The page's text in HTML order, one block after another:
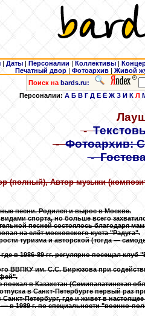
| Даты | Персоналии | Коллективы |
Печатный двор | Фотоархив | Живой
Поиск на bards.ru:
Персоналии:А Б В Г Д Е Ё Ж З И К Л
-
-Фотоархив:
-
(полный), Автор музыки
песни. Родился и вырос в Москве.
спорта, но больше всего
песней состоялось благодаря
на слёт московского куста "Радуга".
туризма и авторской (тогда —
где в 1986-89 гг. регулярно посещал
ВВПКУ им. С.С. Бирюзова при
в Казахстан (Семипалатинская
в Санкт-Петербурге первый раз
Петербург, где и живет в
в 1989 г. по специальности "военно-